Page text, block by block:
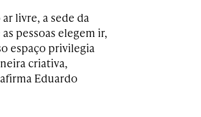
livre, a sede da
pessoas elegem ir,
espaço privilegia
criativa,
Eduardo